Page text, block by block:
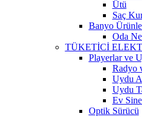
Ütü
Saç
Banyo
Oda
TÜKETİCİ
Playerlar ve
Radyo
Uydu
Uydu
Ev
Optik Sürücü